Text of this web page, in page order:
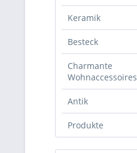
Keramik
Besteck
Charmante
Wohnaccessoires
Antik
Produkte